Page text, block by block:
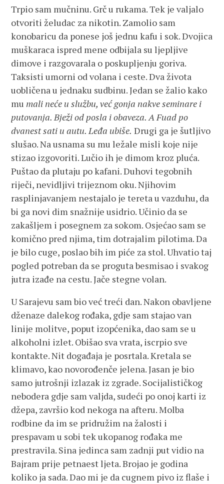
Trpio sam mučninu. Grč u rukama. Tek je valjalo
otvoriti želudac za nikotin. Zamolio sam
konobaricu da ponese još jednu kafu i sok. Dvojica
muškaraca ispred mene odbijala su ljepljive
dimove i razgovarala o poskupljenju goriva.
Taksisti umorni od volana i ceste. Dva života
uobličena u jednaku sudbinu. Jedan se žalio kako
mu mali neće u službu, već gonja nakve seminare i
putovanja. Bježi od posla i obaveza. A Fuad po
dvanest sati u autu. Leđa ubiše. Drugi ga je šutljivo
slušao. Na usnama su mu ležale misli koje nije
stizao izgovoriti. Lučio ih je dimom kroz pluća.
Puštao da plutaju po kafani. Duhovi tegobnih
riječi, nevidljivi trijeznom oku. Njihovim
rasplinjavanjem nestajalo je tereta u vazduhu, da
bi ga novi dim snažnije usidrio. Učinio da se
zakašljem i posegnem za sokom. Osjećao sam se
komično pred njima, tim dotrajalim pilotima. Da
je bilo cuge, poslao bih im piće za stol. Uhvatio taj
pogled potreban da se proguta besmisao i svakog
jutra izađe na cestu. Jače stegne volan.
U Sarajevu sam bio već treći dan. Nakon obavljene
dženaze dalekog rođaka, gdje sam stajao van
linije molitve, poput izopćenika, dao sam se u
alkoholni izlet. Obišao sva vrata, iscrpio sve
kontakte. Nit događaja je posrtala. Kretala se
klimavo, kao novorođenče jelena. Jasan je bio
samo jutrošnji izlazak iz zgrade. Socijalističkog
nebodera gdje sam valjda, sudeći po onoj karti iz
džepa, završio kod nekoga na afteru. Molba
rodbine da im se pridružim na žalosti i
prespavam u sobi tek ukopanog rođaka me
prestravila. Sina jedinca sam zadnji put vidio na
Bajram prije petnaest ljeta. Brojao je godina
koliko ja sada. Dao mi je da cugnem pivo iz flaše i